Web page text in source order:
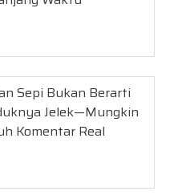
Sepi Bukan Berarti
Jelek—Mungkin
Komentar Real